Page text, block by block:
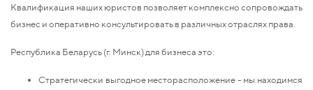
Квалификация наших юристов позволяет комплексно сопровождать
бизнес и оперативно консультировать в различных отраслях права.
Республика Беларусь (г. Минск) для бизнеса это:
Стратегически выгодное месторасположение - мы находимся